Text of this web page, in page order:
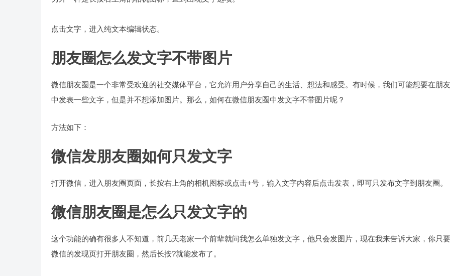
点击文字，进入纯文本编辑状态。
朋友圈怎么发文字不带图片
微信朋友圈是一个非常受欢迎的社交媒体平台，它允许用户分享自己的生活、想法和感受。有时候，我们可能想要在朋
中发表一些文字，但是并不想添加图片。那么，如何在微信朋友圈中发文字不带图片呢？
方法如下：
微信发朋友圈如何只发文字
打开微信，进入朋友圈页面，长按右上角的相机图标或点击+号，输入文字内容后点击发表，即可只发布文字到朋友圈。
微信朋友圈是怎么只发文字的
这个功能的确有很多人不知道，前几天老家一个前辈就问我怎么单独发文字，他只会发图片，现在我来告诉大家，你只
微信的发现页打开朋友圈，然后长按?就能发布了。